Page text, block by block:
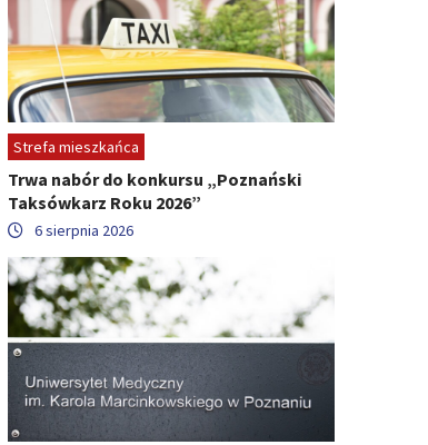
Strefa mieszkańca
Trwa nabór do konkursu „Poznański
Taksówkarz Roku 2026”
6 sierpnia 2026